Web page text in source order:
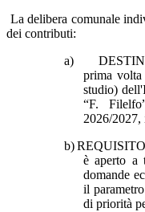
La delibera comunale
dei contributi:
a)
prima
studio)
“F.
2026/2027,
b)
è aperto a
domande
il
di priorità